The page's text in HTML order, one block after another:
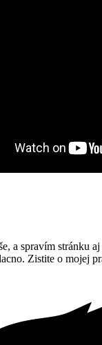
a spravím stránku
Zistite o mojej